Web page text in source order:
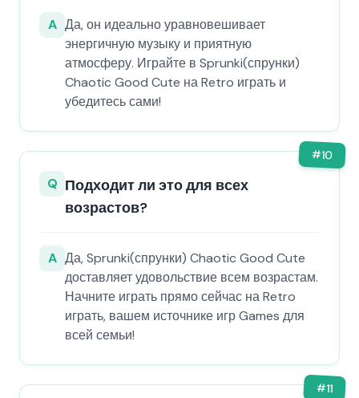
A Да, он идеально уравновешивает
энергичную музыку и приятную
атмосферу. Играйте в Sprunki(спрунки)
Chaotic Good Cute на Retro играть и
убедитесь сами!
#10
Q Подходит ли это для всех
возрастов?
A Да, Sprunki(спрунки) Chaotic Good Cute
доставляет удовольствие всем возрастам.
Начните играть прямо сейчас на Retro
играть, вашем источнике игр Games для
всей семьи!
#11